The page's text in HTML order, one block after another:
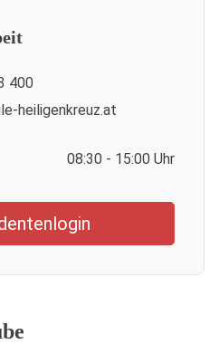
400
heiligenkreuz.at
08:30 - 15:00 Uhr